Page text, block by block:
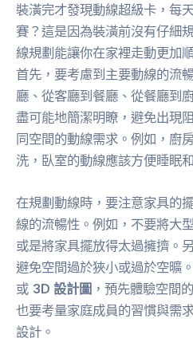
裝潢完才發現動線超級卡，每
賽？這是因為裝潢前沒有仔細
線規劃能讓你在家裡走動更加
首先，要考慮到主要動線的流
廳、從客廳到餐廳、從餐廳到
盡可能地簡潔明瞭，避免出現
同空間的動線需求。例如，廚
洗，臥室的動線應該方便睡眠
在規劃動線時，要注意家具的
線的流暢性。例如，不要將大
或是將家具擺放得太過擁擠。
避免空間過於狹小或過於空曠
或 3D 設計圖 ，預先體驗空間
也要考量家庭成員的習慣與需
設計。